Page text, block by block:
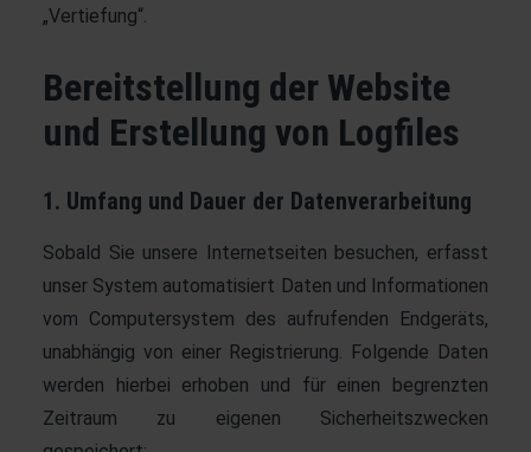
„Vertiefung“.
Bereitstellung der Website
und Erstellung von Logfiles
1. Umfang und Dauer der Datenverarbeitung
Sobald Sie unsere Internetseiten besuchen, erfasst
unser System automatisiert Daten und Informationen
vom Computersystem des aufrufenden Endgeräts,
unabhängig von einer Registrierung. Folgende Daten
werden hierbei erhoben und für einen begrenzten
Zeitraum zu eigenen Sicherheitszwecken